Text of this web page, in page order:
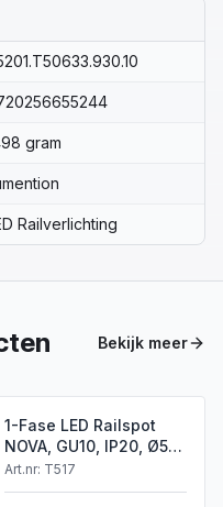
gram
Railverlichting
Bekijk meer
1-Fase LED Railspot
NOVA, GU10, IP20, Ø56
x 85 mm, Brons
Art.nr: T517